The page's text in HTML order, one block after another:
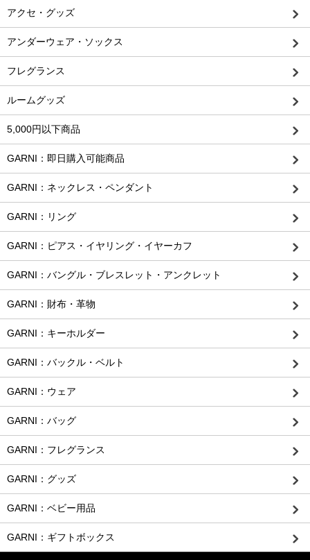
アクセ・グッズ
アンダーウェア・ソックス
フレグランス
ルームグッズ
5,000円以下商品
GARNI：即日購入可能商品
GARNI：ネックレス・ペンダント
GARNI：リング
GARNI：ピアス・イヤリング・イヤーカフ
GARNI：バングル・ブレスレット・アンクレット
GARNI：財布・革物
GARNI：キーホルダー
GARNI：バックル・ベルト
GARNI：ウェア
GARNI：バッグ
GARNI：フレグランス
GARNI：グッズ
GARNI：ベビー用品
GARNI：ギフトボックス